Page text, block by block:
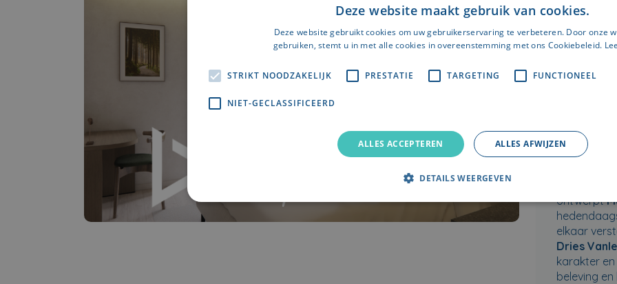
Voor het
Marc
verheft.
visie met
cultureel
verblijf dat
combineert.
Vlak
ontwerpt
elkaar
Dries
karakter en
beleving
Deze website maakt gebruik van cookies.
Deze website gebruikt cookies om uw gebruikerservaring te verbeteren. Door onze
gebruiken, stemt u in met alle cookies in overeenstemming met ons Cookiebeleid.
STRIKT NOODZAKELIJK PRESTATIE TARGETING FUNCTIONEEL
NIET-GECLASSIFICEERD
ALLES ACCEPTEREN ALLES AFWIJZEN
DETAILS WEERGEVEN